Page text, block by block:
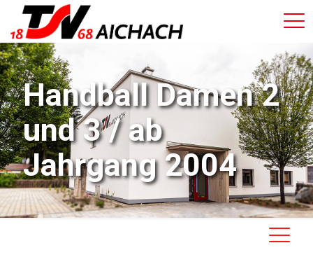
Handball Damen 2
und 3 / ab
Jahrgang 2004